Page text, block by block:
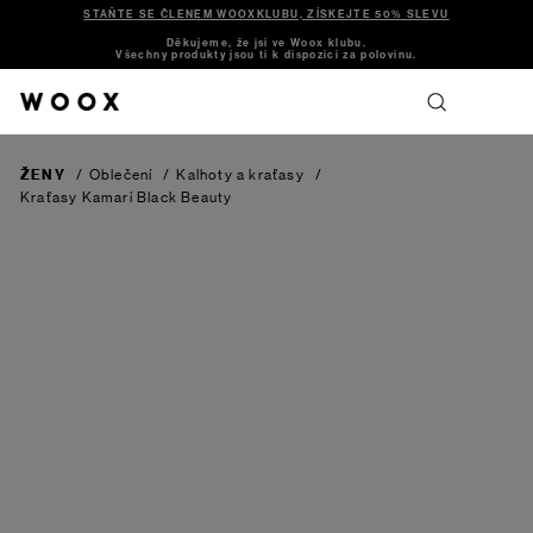
STAŇTE SE ČLENEM WOOXKLUBU, ZÍSKEJTE 50% SLEVU
Děkujeme, že jsi ve Woox klubu.
Všechny produkty jsou ti k dispozici za polovinu.
ŽENY / Oblečení / Kalhoty a kraťasy
/
Kraťasy Kamari Black Beauty